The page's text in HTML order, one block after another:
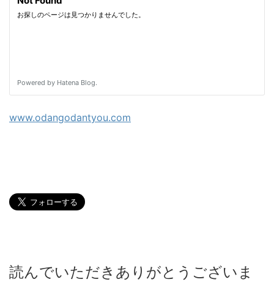
www.odangodantyou.com
読んでいただきありがとうございま